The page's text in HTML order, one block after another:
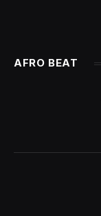
AFRO BEAT